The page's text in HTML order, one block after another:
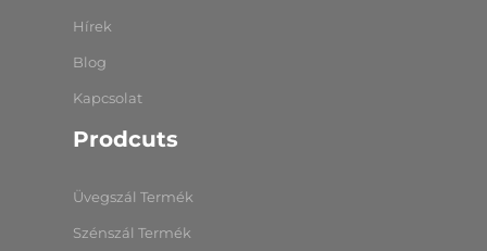
Hírek
Blog
Kapcsolat
Prodcuts
Üvegszál Termék
Szénszál Termék